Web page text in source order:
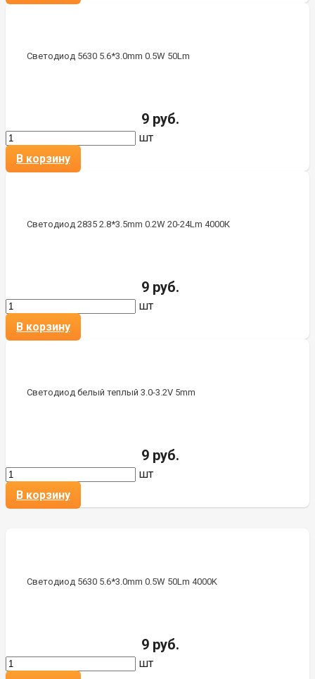
Светодиод 5630 5.6*3.0mm 0.5W 50Lm
9 руб.
шт
В корзину
Светодиод 2835 2.8*3.5mm 0.2W 20-24Lm 4000К
9 руб.
шт
В корзину
Светодиод белый теплый 3.0-3.2V 5mm
9 руб.
шт
В корзину
Светодиод 5630 5.6*3.0mm 0.5W 50Lm 4000K
9 руб.
шт